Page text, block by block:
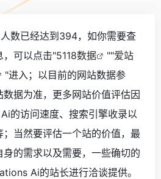
数已经达到394，如你需要查
，可以点击"5118数据 ""爱站
"进入；以目前的网站数据参
据为准，更多网站价值评估因
的访问速度、搜索引擎收录以
当然要评估一个站的价值，最
的需求以及需要，一些确切的
Ai的站长进行洽谈提供。